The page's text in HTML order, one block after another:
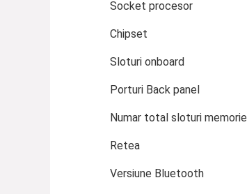
Socket procesor
Chipset
Sloturi onboard
Porturi Back panel
Numar total sloturi memorie
Retea
Versiune Bluetooth